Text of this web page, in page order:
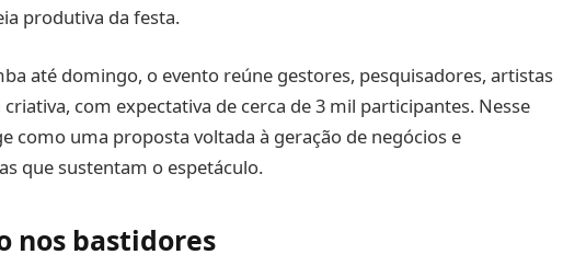
produtiva da festa.
até domingo, o evento reúne gestores, pesquisadores, artistas
com expectativa de cerca de 3 mil participantes. Nesse
como uma proposta voltada à geração de negócios e
que sustentam o espetáculo.
nos bastidores